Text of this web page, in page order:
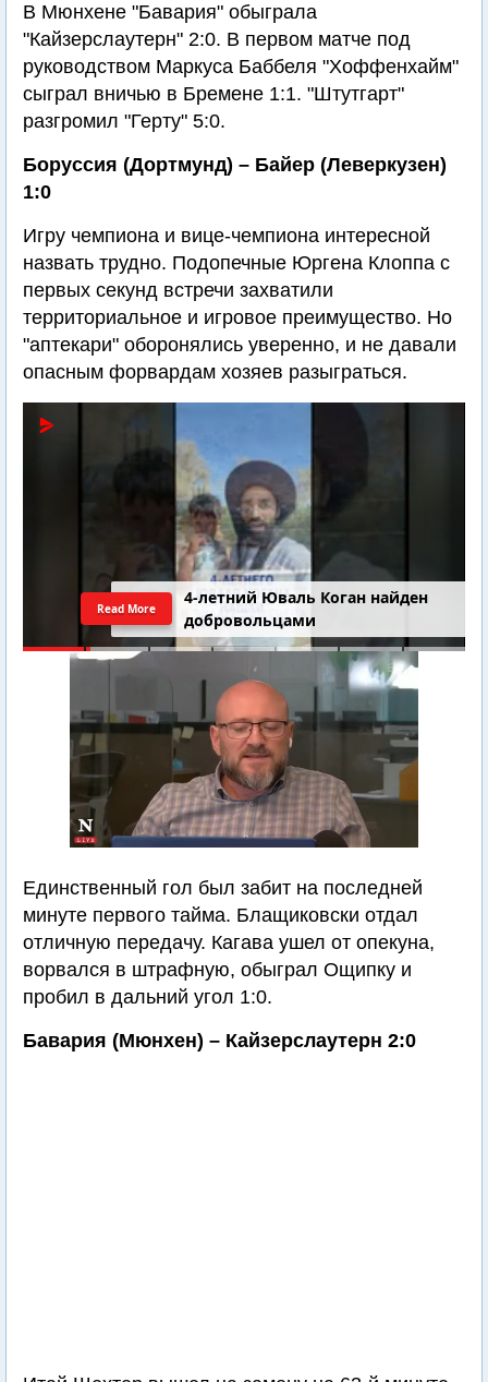
В Мюнхене "Бавария" обыграла
"Кайзерслаутерн" 2:0. В первом матче под
руководством Маркуса Баббеля "Хоффенхайм"
сыграл вничью в Бремене 1:1. "Штутгарт"
разгромил "Герту" 5:0.
Боруссия (Дортмунд) – Байер (Леверкузен)
1:0
Игру чемпиона и вице-чемпиона интересной
назвать трудно. Подопечные Юргена Клоппа с
первых секунд встречи захватили
территориальное и игровое преимущество. Но
"аптекари" оборонялись уверенно, и не давали
опасным форвардам хозяев разыграться.
4-летний Юваль Коган найден
добровольцами
Read More
Единственный гол был забит на последней
минуте первого тайма. Блащиковски отдал
отличную передачу. Кагава ушел от опекуна,
ворвался в штрафную, обыграл Ощипку и
пробил в дальний угол 1:0.
Бавария (Мюнхен) – Кайзерслаутерн 2:0